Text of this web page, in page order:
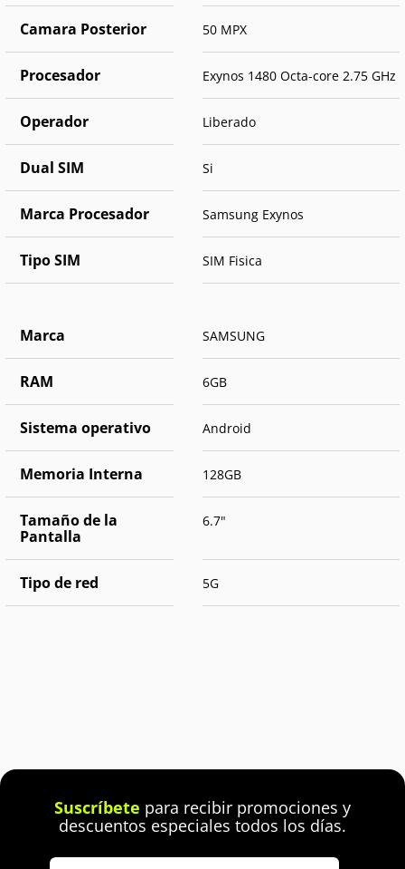
Camara Posterior 50 MPX
Procesador Exynos 1480 Octa-core 2.75 GHz
Operador Liberado
Dual SIM Si
Marca Procesador Samsung Exynos
Tipo SIM SIM Fisica
Marca SAMSUNG
RAM 6GB
Sistema operativo Android
Memoria Interna 128GB
Tamaño de la
Pantalla
6.7"
Tipo de red 5G
Suscríbete para recibir promociones y
descuentos especiales todos los días.